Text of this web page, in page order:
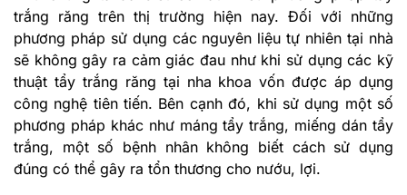
trắng răng trên thị trường hiện nay. Đối với những
phương pháp sử dụng các nguyên liệu tự nhiên tại nhà
sẽ không gây ra cảm giác đau như khi sử dụng các kỹ
thuật tẩy trắng răng tại nha khoa vốn được áp dụng
công nghệ tiên tiến. Bên cạnh đó, khi sử dụng một số
phương pháp khác như máng tẩy trắng, miếng dán tẩy
trắng, một số bệnh nhân không biết cách sử dụng
đúng có thể gây ra tổn thương cho nướu, lợi.